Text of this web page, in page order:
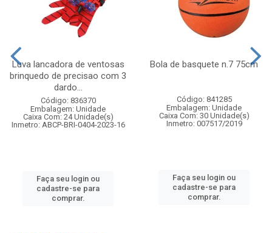
Luva lancadora de ventosas
brinquedo de precisao com 3
dardo...
Código: 836370
Embalagem: Unidade
Caixa Com: 24 Unidade(s)
Inmetro: ABCP-BRI-0404-2023-16
Faça seu login ou
cadastre-se para
comprar.
Bola de basquete n.7 75cm
Código: 841285
Embalagem: Unidade
Caixa Com: 30 Unidade(s)
Inmetro: 007517/2019
Faça seu login ou
cadastre-se para
comprar.